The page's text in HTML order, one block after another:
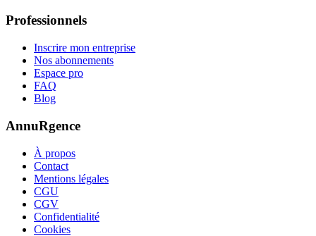
Professionnels
Inscrire mon entreprise
Nos abonnements
Espace pro
FAQ
Blog
AnnuRgence
À propos
Contact
Mentions légales
CGU
CGV
Confidentialité
Cookies